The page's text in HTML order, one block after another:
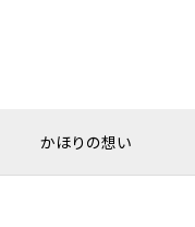
かほりの想い